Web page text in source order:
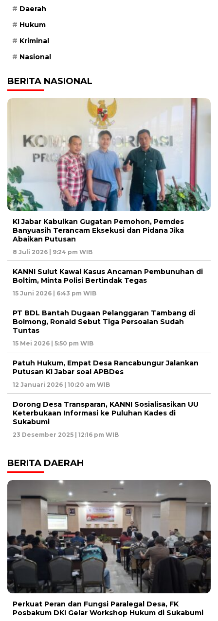
Daerah
Hukum
Kriminal
Nasional
BERITA NASIONAL
KI Jabar Kabulkan Gugatan Pemohon, Pemdes
Banyuasih Terancam Eksekusi dan Pidana Jika
Abaikan Putusan
8 Juli 2026 | 9:24 pm WIB
KANNI Sulut Kawal Kasus Ancaman Pembunuhan di
Boltim, Minta Polisi Bertindak Tegas
15 Juni 2026 | 6:43 pm WIB
PT BDL Bantah Dugaan Pelanggaran Tambang di
Bolmong, Ronald Sebut Tiga Persoalan Sudah
Tuntas
15 Mei 2026 | 5:50 pm WIB
Patuh Hukum, Empat Desa Rancabungur Jalankan
Putusan KI Jabar soal APBDes
12 Januari 2026 | 10:20 am WIB
Dorong Desa Transparan, KANNI Sosialisasikan UU
Keterbukaan Informasi ke Puluhan Kades di
Sukabumi
23 Desember 2025 | 12:16 pm WIB
BERITA DAERAH
Perkuat Peran dan Fungsi Paralegal Desa, FK
Posbakum DKI Gelar Workshop Hukum di Sukabumi